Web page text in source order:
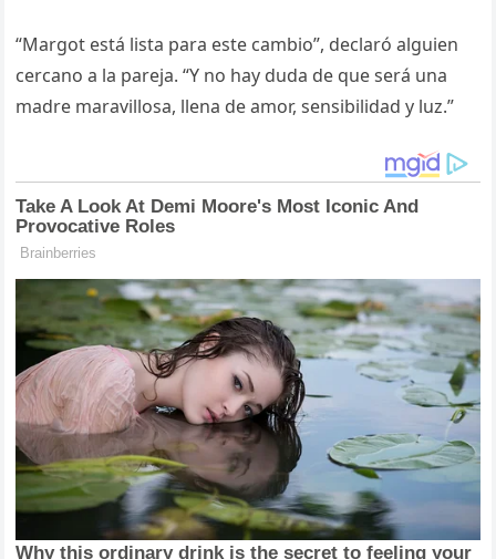
“Margot está lista para este cambio”, declaró alguien
cercano a la pareja. “Y no hay duda de que será una
madre maravillosa, llena de amor, sensibilidad y luz.”